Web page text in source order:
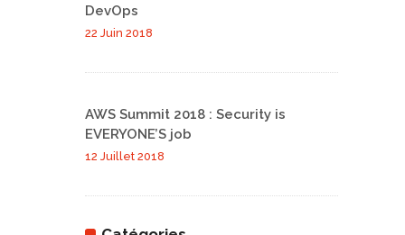
DevOps
22 Juin 2018
AWS Summit 2018 : Security is
EVERYONE’S job
12 Juillet 2018